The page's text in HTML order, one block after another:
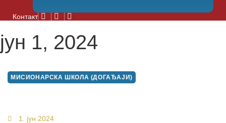
Контакт
јун 1, 2024
МИСИОНАРСКА ШКОЛА (ДОГАЂАЈИ)
1. јун 2024